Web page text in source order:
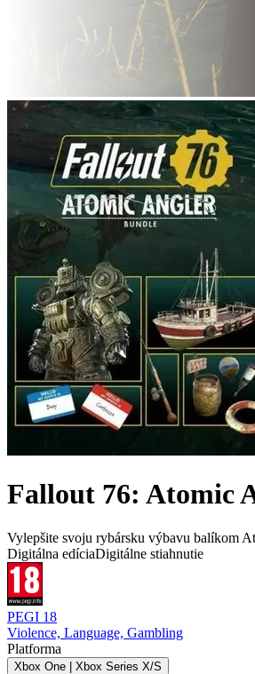
Fallout 76: Atomic
Vylepšite svoju rybársku výbavu balíkom
Digitálna edíciaDigitálne stiahnutie
PEGI 18
Violence, Language, Gambling
Platforma
Xbox One | Xbox Series X/S